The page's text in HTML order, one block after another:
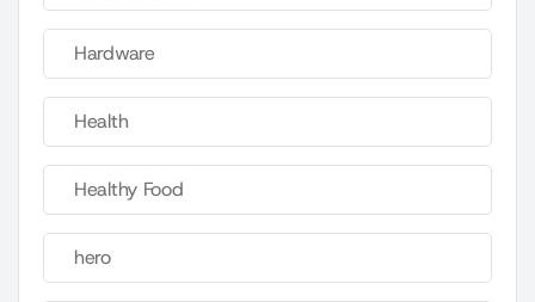
Hardware
Health
Healthy Food
hero